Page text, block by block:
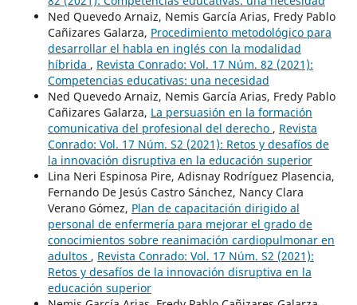
Ned Quevedo Arnaiz, Nemis García Arias, Fredy Pablo
Cañizares Galarza, Procedimiento metodológico para
desarrollar el habla en inglés con la modalidad
híbrida , Revista Conrado: Vol. 17 Núm. 82 (2021):
Competencias educativas: una necesidad
Ned Quevedo Arnaiz, Nemis García Arias, Fredy Pablo
Cañizares Galarza, La persuasión en la formación
comunicativa del profesional del derecho , Revista
Conrado: Vol. 17 Núm. S2 (2021): Retos y desafíos de
la innovación disruptiva en la educación superior
Lina Neri Espinosa Pire, Adisnay Rodríguez Plasencia,
Fernando De Jesús Castro Sánchez, Nancy Clara
Verano Gómez, Plan de capacitación dirigido al
personal de enfermería para mejorar el grado de
conocimientos sobre reanimación cardiopulmonar en
adultos , Revista Conrado: Vol. 17 Núm. S2 (2021):
Retos y desafíos de la innovación disruptiva en la
educación superior